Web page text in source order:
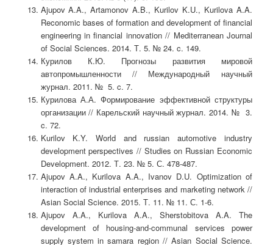
Ajupov A.A., Artamonov A.B., Kurilov K.U., Kurilova A.A.
Reconomic bases of formation and development of financial
engineering in financial innovation // Mediterranean Journal
of Social Sciences. 2014. Т. 5. № 24. c. 149.
Курилов К.Ю. Прогнозы развития мировой
автопромышленности // Международный научный
журнал. 2011. № 5. c. 7.
Курилова А.А. Формирование эффективной структуры
организации // Карельский научный журнал. 2014. № 3.
c. 72.
Kurilov K.Y. World and russian automotive industry
development perspectives // Studies on Russian Economic
Development. 2012. Т. 23. № 5. С. 478-487.
Ajupov A.A., Kurilova A.A., Ivanov D.U. Optimization of
interaction of industrial enterprises and marketing network //
Asian Social Science. 2015. Т. 11. № 11. С. 1-6.
Ajupov A.A., Kurilova A.A., Sherstobitova A.A. The
development of housing-and-communal services power
supply system in samara region // Asian Social Science.